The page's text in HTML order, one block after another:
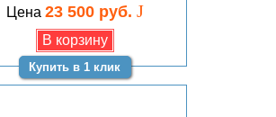
Цена 23 500 руб. J
Купить в 1 клик